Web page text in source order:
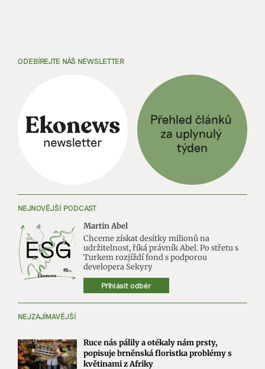
ODEBÍREJTE NÁŠ NEWSLETTER
NEJNOVĚJŠÍ PODCAST
Martin Abel
Chceme získat desítky milionů na
udržitelnost, říká právník Abel. Po střetu s
Turkem rozjíždí fond s podporou
developera Sekyry
Přihlásit odběr
NEJZAJÍMAVĚJŠÍ
Ruce nás pálily a otékaly nám prsty,
popisuje brněnská floristka problémy s
květinami z Afriky